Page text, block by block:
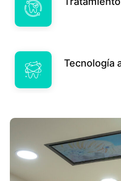
Tecnología